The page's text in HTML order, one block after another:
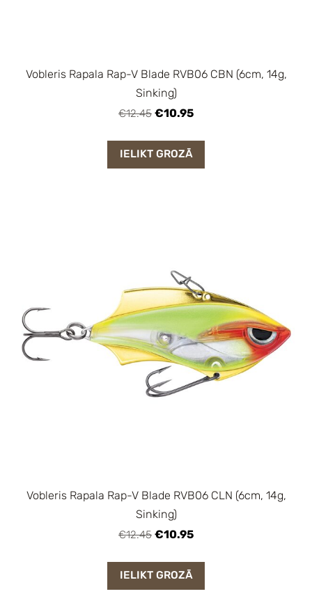
Vobleris Rapala Rap-V Blade RVB06 CBN (6cm, 14g,
Sinking)
€12.45 €10.95
IELIKT GROZĀ
Vobleris Rapala Rap-V Blade RVB06 CLN (6cm, 14g,
Sinking)
€12.45 €10.95
IELIKT GROZĀ